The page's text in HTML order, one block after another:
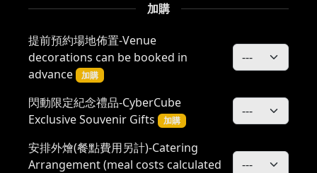
加購
提前預約場地佈置-Venue
decorations can be booked in
advance
加購
閃動限定紀念禮品-CyberCube
Exclusive Souvenir Gifts
加購
安排外燴(餐點費用另計)-Catering
Arrangement (meal costs calculated